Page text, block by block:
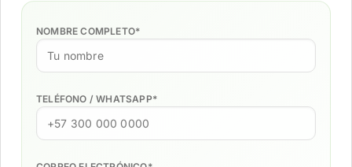
NOMBRE COMPLETO*
TELÉFONO / WHATSAPP*